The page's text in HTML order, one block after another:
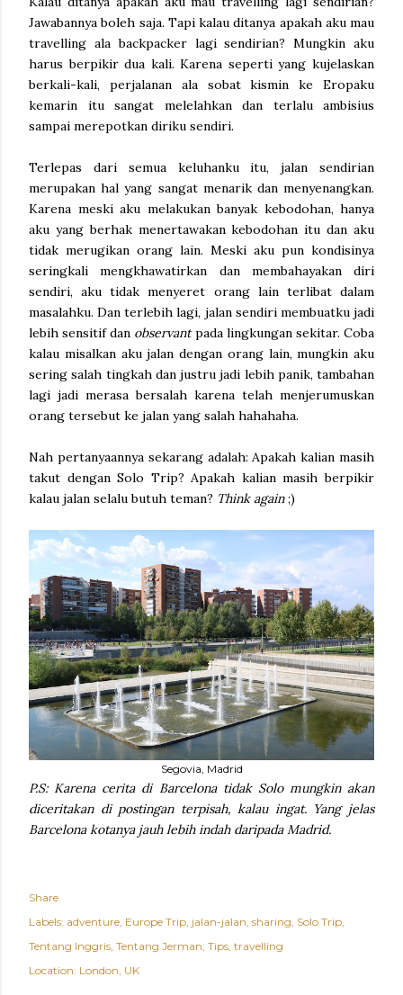
Jawabannya boleh saja. Tapi kalau ditanya apakah aku mau
travelling ala backpacker lagi sendirian? Mungkin aku
harus berpikir dua kali. Karena seperti yang kujelaskan
berkali-kali, perjalanan ala sobat kismin ke Eropaku
kemarin itu sangat melelahkan dan terlalu ambisius
sampai merepotkan diriku sendiri.
Terlepas dari semua keluhanku itu, jalan sendirian
merupakan hal yang sangat menarik dan menyenangkan.
Karena meski aku melakukan banyak kebodohan, hanya
aku yang berhak menertawakan kebodohan itu dan aku
tidak merugikan orang lain. Meski aku pun kondisinya
seringkali mengkhawatirkan dan membahayakan diri
sendiri, aku tidak menyeret orang lain terlibat dalam
masalahku. Dan terlebih lagi, jalan sendiri membuatku jadi
lebih sensitif dan observantpada lingkungan sekitar. Coba
kalau misalkan aku jalan dengan orang lain, mungkin aku
sering salah tingkah dan justru jadi lebih panik, tambahan
lagi jadi merasa bersalah karena telah menjerumuskan
orang tersebut ke jalan yang salah hahahaha.
Nah pertanyaannya sekarang adalah: Apakah kalian masih
takut dengan Solo Trip? Apakah kalian masih berpikir
kalau jalan selalu butuh teman? Think again;)
Segovia, Madrid
P.S: Karena cerita di Barcelona tidak Solo mungkin akan
diceritakan di postingan terpisah, kalau ingat. Yang jelas
Barcelona kotanya jauh lebih indah daripada Madrid.
Share
Labels: adventure Europe Trip jalan-jalan sharing Solo Trip
Tentang Inggris Tentang Jerman Tips travelling
Location: London, UK